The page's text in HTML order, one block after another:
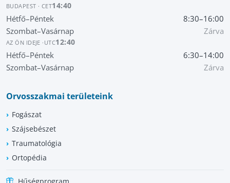
BUDAPEST · CET14:40
Hétfő–Péntek
8:30–16:00
Szombat–Vasárnap
Zárva
AZ ÖN IDEJE · UTC12:40
Hétfő–Péntek
6:30–14:00
Szombat–Vasárnap
Zárva
Orvosszakmai területeink
Fogászat
Szájsebészet
Traumatológia
Ortopédia
Hűségprogram